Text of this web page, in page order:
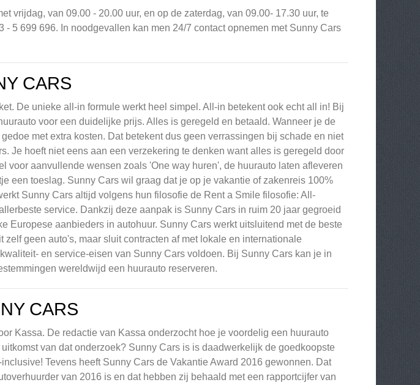
vrijdag, van 09.00 - 20.00 uur, en op de zaterdag, van 09.00- 17.30 uur, te
- 5 699 696. In noodgevallen kan men 24/7 contact opnemen met Sunny Cars
CARS
De unieke all-in formule werkt heel simpel. All-in betekent ook echt all in! Bij
voor een duidelijke prijs. Alles is geregeld en betaald. Wanneer je de
met extra kosten. Dat betekent dus geen verrassingen bij schade en niet
Je hoeft niet eens aan een verzekering te denken want alles is geregeld door
voor aanvullende wensen zoals 'One way huren', de huurauto laten afleveren
een toeslag. Sunny Cars wil graag dat je op je vakantie of zakenreis 100%
Sunny Cars altijd volgens hun filosofie de Rent a Smile filosofie: All-
service. Dankzij deze aanpak is Sunny Cars in ruim 20 jaar gegroeid
Europese aanbieders in autohuur. Sunny Cars werkt uitsluitend met de beste
zelf geen auto's, maar sluit contracten af met lokale en internationale
en service-eisen van Sunny Cars voldoen. Bij Sunny Cars kan je in
wereldwijd een huurauto reserveren.
CARS
Kassa. De redactie van Kassa onderzocht hoe je voordelig een huurauto
van dat onderzoek? Sunny Cars is is daadwerkelijk de goedkoopste
Tevens heeft Sunny Cars de Vakantie Award 2016 gewonnen. Dat
van 2016 is en dat hebben zij behaald met een rapportcijfer van